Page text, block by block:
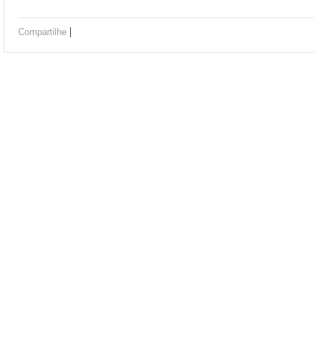
Compartilhe |